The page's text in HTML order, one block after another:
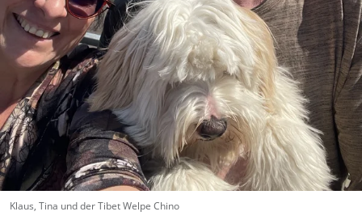
Klaus, Tina und der Tibet Welpe Chino